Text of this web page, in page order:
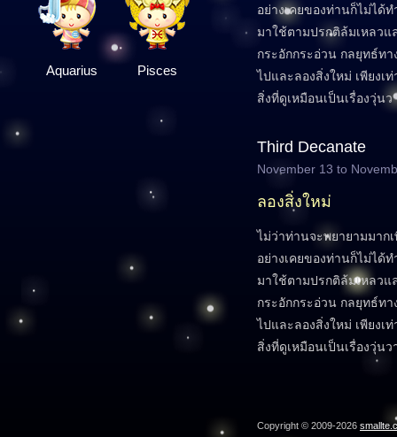
Aquarius Pisces
อย่างเคยของท่านก็ไม่ได้
มาใช้ตามปรกติล้มเหลว
กระอักกระอ่วน กลยุทธ์ท
ไปและลองสิ่งใหม่ เพียงเ
สิ่งที่ดูเหมือนเป็นเรื่องวุ่น
Third Decanate
November 13 to
ลองสิ่งใหม่
ไม่ว่าท่านจะพยายามมาก
อย่างเคยของท่านก็ไม่ได้
มาใช้ตามปรกติล้มเหลว
กระอักกระอ่วน กลยุทธ์ท
ไปและลองสิ่งใหม่ เพียงเ
สิ่งที่ดูเหมือนเป็นเรื่องวุ่น
Copyright © 2009-2026